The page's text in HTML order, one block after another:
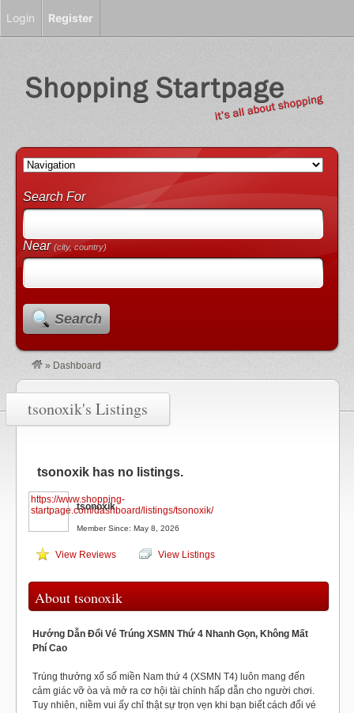
Search For
Near(city, country)
Search
» Dashboard
tsonoxik's Listings
tsonoxik has no listings.
https://www.shopping-
startpage.com/dashboard/listings/tsonoxik/
tsonoxik
Member Since: May 8, 2026
View Reviews View Listings
About tsonoxik
Hướng Dẫn Đổi Vé Trúng XSMN Thứ 4 Nhanh Gọn, Không Mất
Phí Cao
Trúng thưởng xổ số miền Nam thứ 4 (XSMN T4) luôn mang đến
cảm giác vỡ òa và mở ra cơ hội tài chính hấp dẫn cho người chơi.
Tuy nhiên, niềm vui ấy chỉ thật sự trọn vẹn khi bạn biết cách đổi vé
Login Register